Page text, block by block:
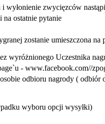
wyłonienie zwycięzców
ostatnie pytanie
zostanie umieszczona na
wyróżnionego Uczestnika
- www.facebook.com//
odbioru nagrody ( odbiór
wyboru opcji wysyłki)